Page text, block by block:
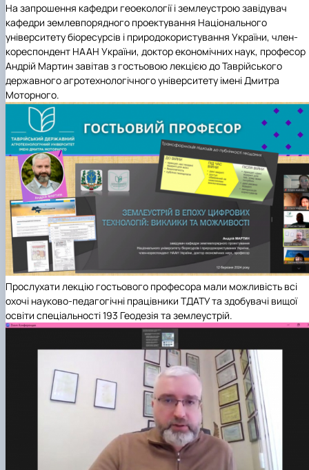
На запрошення кафедри геоекології і землеустрою завідувач
кафедри землевпорядного проектування Національного
університету біоресурсів і природокористування України, член-
кореспондент НААН України, доктор економічних наук, професор
Андрій Мартин завітав з гостьовою лекцією до Таврійського
державного агротехнологічного університету імені Дмитра
Моторного.
Прослухати лекцію гостьового професора мали можливість всі
охочі науково-педагогічні працівники ТДАТУ та здобувачі вищої
освіти спеціальності 193 Геодезія та землеустрій.